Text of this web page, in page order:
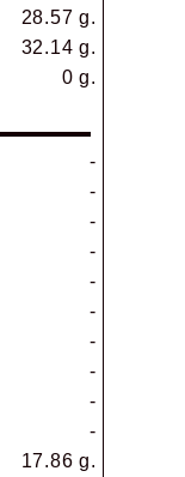
28.57 g.
32.14 g.
0 g.
-
-
-
-
-
-
-
-
-
-
17.86 g.